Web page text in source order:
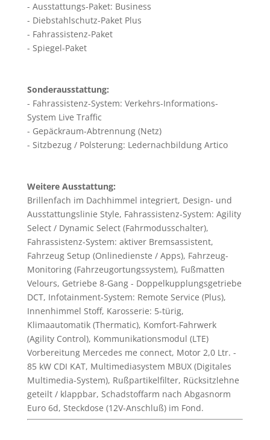
Ausstattungs-Paket: Business
Diebstahlschutz-Paket Plus
Fahrassistenz-Paket
Spiegel-Paket
Sonderausstattung:
Fahrassistenz-System: Verkehrs-Informations-
System Live Traffic
Gepäckraum-Abtrennung (Netz)
Sitzbezug / Polsterung: Ledernachbildung Artico
Weitere Ausstattung:
Brillenfach im Dachhimmel integriert, Design- und
Ausstattungslinie Style, Fahrassistenz-System: Agility
Select / Dynamic Select (Fahrmodusschalter),
Fahrassistenz-System: aktiver Bremsassistent,
Fahrzeug Setup (Onlinedienste / Apps), Fahrzeug-
Monitoring (Fahrzeugortungssystem), Fußmatten
Velours, Getriebe 8-Gang - Doppelkupplungsgetriebe
DCT, Infotainment-System: Remote Service (Plus),
Innenhimmel Stoff, Karosserie: 5-türig,
Klimaautomatik (Thermatic), Komfort-Fahrwerk
(Agility Control), Kommunikationsmodul (LTE)
Vorbereitung Mercedes me connect, Motor 2,0 Ltr. -
85 kW CDI KAT, Multimediasystem MBUX (Digitales
Multimedia-System), Rußpartikelfilter, Rücksitzlehne
geteilt / klappbar, Schadstoffarm nach Abgasnorm
Euro 6d, Steckdose (12V-Anschluß) im Fond.